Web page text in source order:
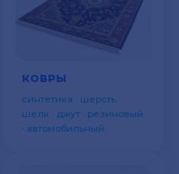
КОВРЫ
синтетика · шерсть ·
шелк · джут · резиновый
· автомобильный